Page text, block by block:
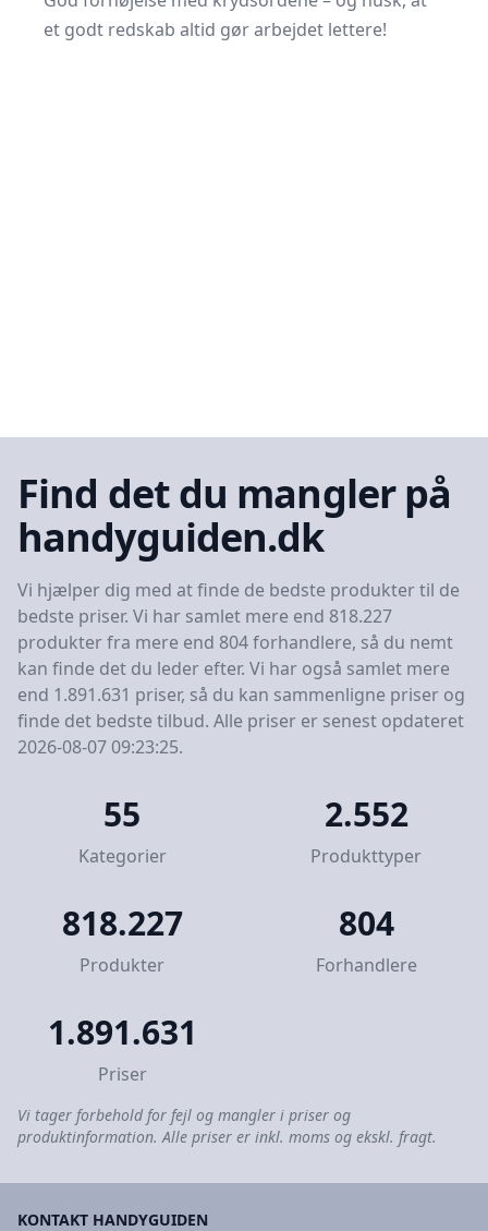
et godt redskab altid gør arbejdet lettere!
Find det du mangler på
handyguiden.dk
Vi hjælper dig med at finde de bedste produkter til de
bedste priser. Vi har samlet mere end 818.227
produkter fra mere end 804 forhandlere, så du nemt
kan finde det du leder efter. Vi har også samlet mere
end 1.891.631 priser, så du kan sammenligne priser og
finde det bedste tilbud. Alle priser er senest opdateret
2026-08-07 09:23:25.
55
Kategorier
2.552
Produkttyper
818.227
Produkter
804
Forhandlere
1.891.631
Priser
Vi tager forbehold for fejl og mangler i priser og
produktinformation. Alle priser er inkl. moms og ekskl. fragt.
KONTAKT HANDYGUIDEN